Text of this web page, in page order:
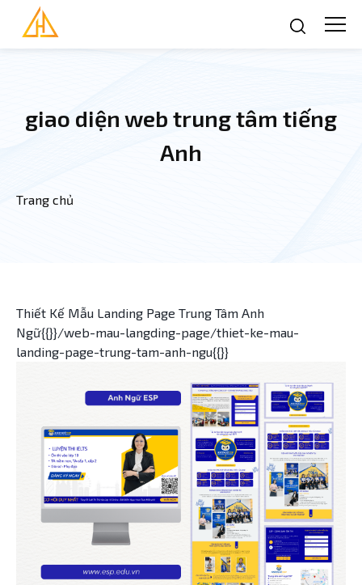
Nhảy đến nội dung
giao diện web trung tâm tiếng
Anh
Bạn đang ở đây
Trang chủ
Thiết Kế Mẫu Landing Page Trung Tâm Anh
Ngữ{{}}/web-mau-langding-page/thiet-ke-mau-
landing-page-trung-tam-anh-ngu{{}}